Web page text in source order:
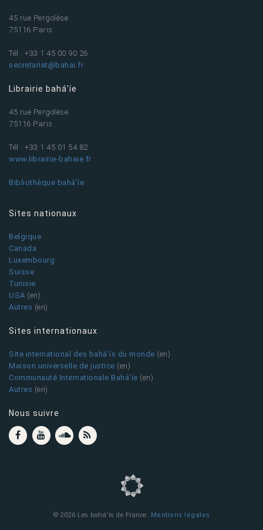
45 rue Pergolèse
75116 Paris
Tél : +33 1 45 00 90 26
secretariat@bahai.fr
Librairie bahá’íe
45 rue Pergolèse
75116 Paris
Tél : +33 1 45 01 54 82
www.librairie-bahaie.fr
Bibliothèque bahá’íe
Sites nationaux
Belgique
Canada
Luxembourg
Suisse
Tunisie
USA (en)
Autres (en)
Sites internationaux
Site international des bahá’ís du monde (en)
Maison universelle de justice (en)
Communauté Internationale Bahá’íe (en)
Autres (en)
Nous suivre
© 2026 Les bahá'ís de France. Mentions légales